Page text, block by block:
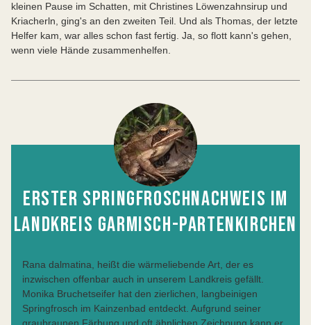
kleinen Pause im Schatten, mit Christines Löwenzahnsirup und
Kriacherln, ging's an den zweiten Teil. Und als Thomas, der letzte
Helfer kam, war alles schon fast fertig. Ja, so flott kann's gehen,
wenn viele Hände zusammenhelfen.
ERSTER SPRINGFROSCHNACHWEIS IM
LANDKREIS GARMISCH-PARTENKIRCHEN
Rana dalmatina, heißt die wärmeliebende Art, der es
inzwischen offenbar auch in unserem Landkreis gefällt.
Monika Bruchetseifer hat den zierlichen, langbeinigen
Springfrosch im Kainzenbad entdeckt. Aufgrund seiner
graubraunen Färbung und oft ähnlichen Zeichnung kann er